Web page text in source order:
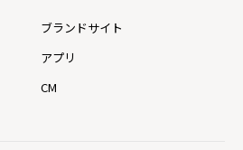
ブランドサイト
アプリ
CM